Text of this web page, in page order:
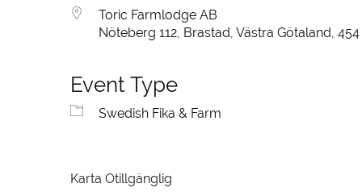
Toric Farmlodge AB
Nöteberg 112, Brastad, Västra Götaland, 454
Event Type
Swedish Fika & Farm
Karta Otillgänglig